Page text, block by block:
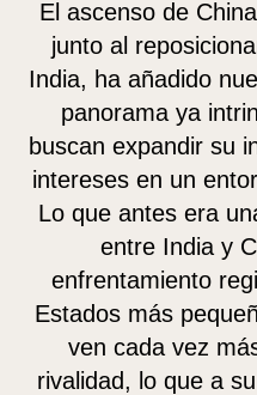
El ascenso de
junto al
India, ha añadido
panorama ya
buscan expandir su
intereses en un
Lo que antes era
entre India y
enfrentamiento
Estados más
ven cada vez
rivalidad, lo que a